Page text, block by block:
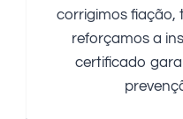
corrigimos fiação,
reforçamos a
certificado